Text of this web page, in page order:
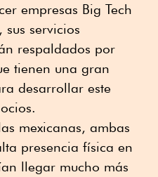
empresas Big Tech
sus servicios
respaldados por
tienen una gran
desarrollar este
mexicanas, ambas
presencia física en
llegar mucho más